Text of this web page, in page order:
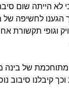
לא הייתה שום
הגענו לחשיפה
וגופי תקשורת
של